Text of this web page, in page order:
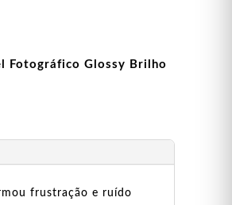
Fotográfico Glossy Brilho
frustração e ruído